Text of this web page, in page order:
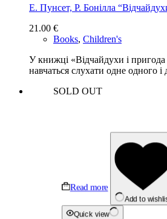
Е. Пунсет, Р. Бонілла
21.00 €
Books, Children's
У книжці «Відчайдухи і пригода
навчаться слухати одне одного
SOLD OUT
Read more
Add to
Quick view